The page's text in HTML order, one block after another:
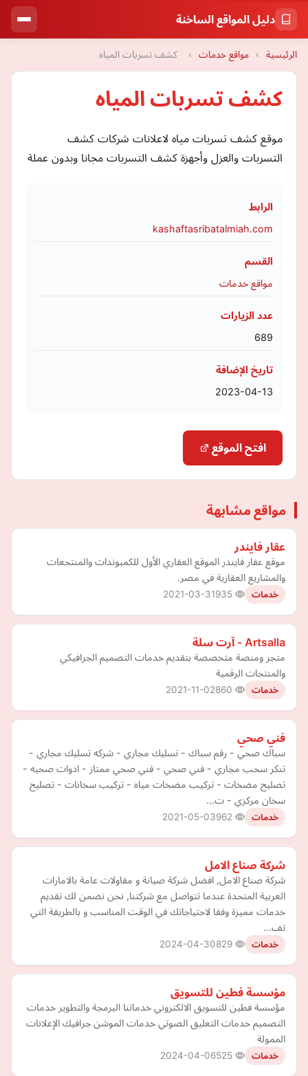
دليل المواقع الساخنة
الرئيسية › مواقع خدمات › كشف تسربات المياه
كشف تسربات المياه
موقع كشف تسربات مياه لاعلانات شركات كشف
التسربات والعزل وأجهزة كشف التسربات مجانا وبدون عملة
الرابط
kashaftasribatalmiah.com
القسم
مواقع خدمات
عدد الزيارات
689
تاريخ الإضافة
2023-04-13
افتح الموقع
مواقع مشابهة
عقار فايندر
موقع عقار فايندر الموقع العقاري الأول للكمبوندات والمنتجعات
والمشاريع العقارية في مصر.
خدمات 2021-03-31
Artsalla - آرت سلة
متجر ومنصة متخصصة بتقديم خدمات التصميم الجرافيكي
والمنتجات الرقمية
خدمات 2021-11-02
فني صحي
سباك صحي - رقم سباك - تسليك مجاري - شركه تسليك مجاري -
تنكر سحب مجاري - فني صحي - فني صحي ممتاز - ادوات صحيه -
تصليح مضخات - تركيب مضخات مياه - تركيب سخانات - تصليح
سخان مركزي - ت…
خدمات 2021-05-03
شركة صناع الامل
شركة صناع الامل, افضل شركة صيانة و مقاولات عامة بالامارات
العربية المتحدة عندما تتواصل مع شركتنا, نحن نضمن لك تقديم
خدمات مميزة وفقا لاحتياجاتك في الوقت المناسب و بالطريقة التي
تف…
خدمات 2024-04-30
مؤسسة فطين للتسويق
مؤسسة فطين للتسويق الالكتروني خدماتنا البرمجة والتطوير خدمات
التصميم خدمات التعليق الصوتي خدمات الموشن جرافيك الإعلانات
الممولة
خدمات 2024-04-06